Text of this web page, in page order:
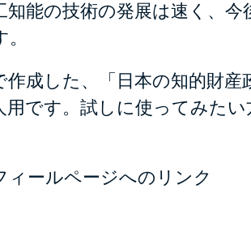
知能の技術の発展は速く、
成した、「日本の知的財産
用です。試しに使ってみた
ィールページへのリンク